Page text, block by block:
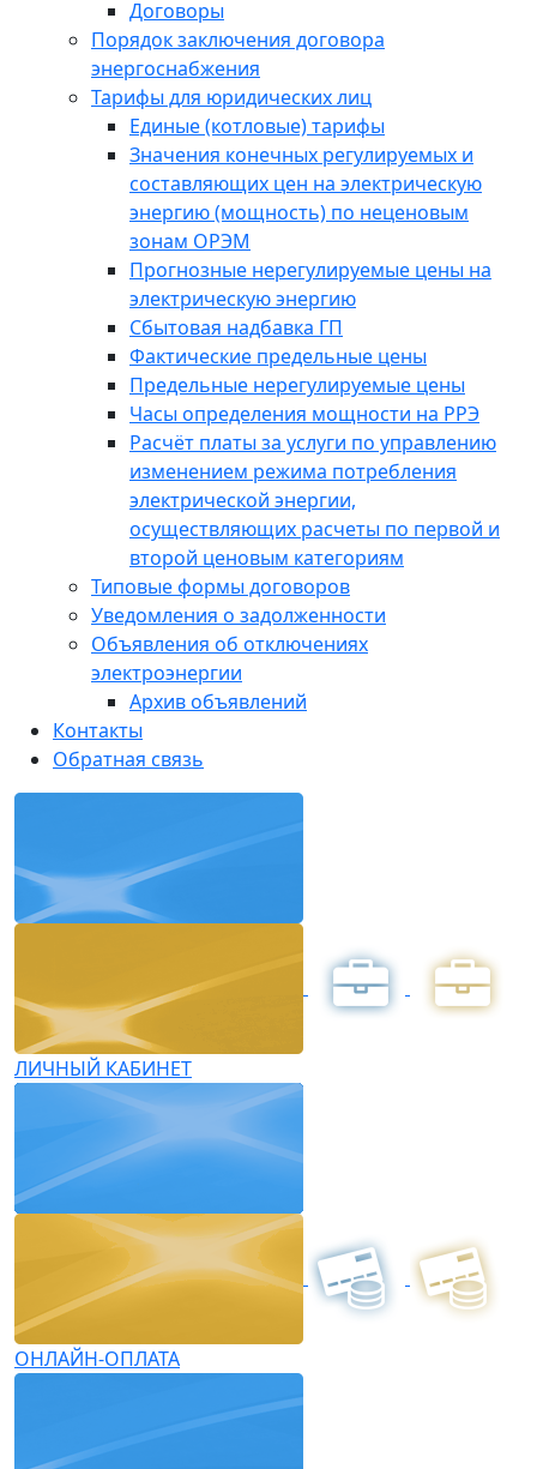
Договоры
Порядок заключения договора
энергоснабжения
Тарифы для юридических лиц
Единые (котловые) тарифы
Значения конечных регулируемых и
составляющих цен на электрическую
энергию (мощность) по неценовым
зонам ОРЭМ
Прогнозные нерегулируемые цены на
электрическую энергию
Сбытовая надбавка ГП
Фактические предельные цены
Предельные нерегулируемые цены
Часы определения мощности на РРЭ
Расчёт платы за услуги по управлению
изменением режима потребления
электрической энергии,
осуществляющих расчеты по первой и
второй ценовым категориям
Типовые формы договоров
Уведомления о задолженности
Объявления об отключениях
электроэнергии
Архив объявлений
Контакты
Обратная связь
ЛИЧНЫЙ КАБИНЕТ
ОНЛАЙН-ОПЛАТА